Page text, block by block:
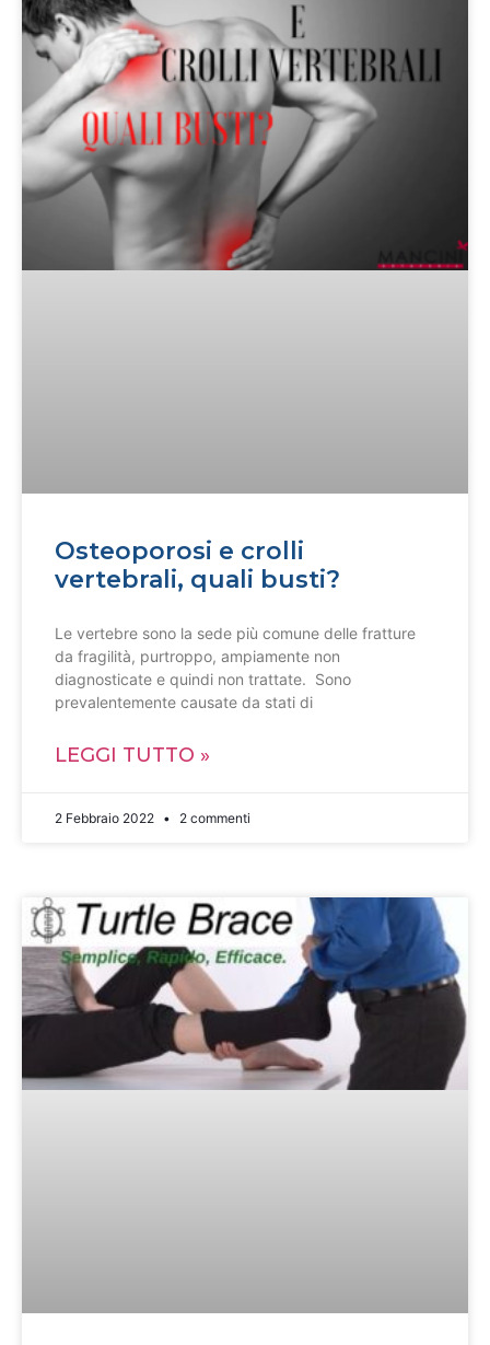
Osteoporosi e crolli
vertebrali, quali busti?
Le vertebre sono la sede più comune delle fratture
da fragilità, purtroppo, ampiamente non
diagnosticate e quindi non trattate. Sono
prevalentemente causate da stati di
LEGGI TUTTO »
2 Febbraio 2022 2 commenti